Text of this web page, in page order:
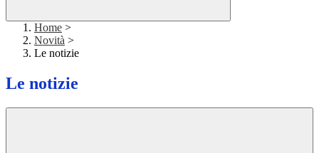
Home >
Novità >
Le notizie
Le notizie